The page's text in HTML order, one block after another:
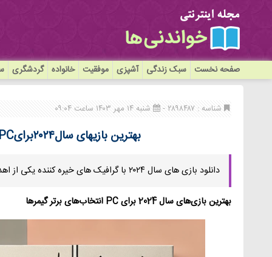
صفحه نخست سبک زندگی آشپزی موفقیت خانواده گردشگری
شناسه : ۲۸۹۸۴۸۷ - شنبه ۱۴ مهر ۱۴۰۳ ساعت ۰۹:۰۴
بهترین بازیهای سال۲۰۲۴برایPCانتخابهای برتر گیمرها
دانلود بازی های سال ۲۰۲۴ با گرافیک های خیره کننده یکی از اهداف این مقاله میباشد.
بهترین بازی‌های سال 2024 برای PC انتخاب‌های برتر گیمرها